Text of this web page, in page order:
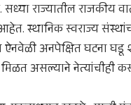
राज्यातील राजकीय
स्थानिक स्वराज्य
ऐनवेळी अनपेक्षित घटना
असल्याने नेत्यांचीही